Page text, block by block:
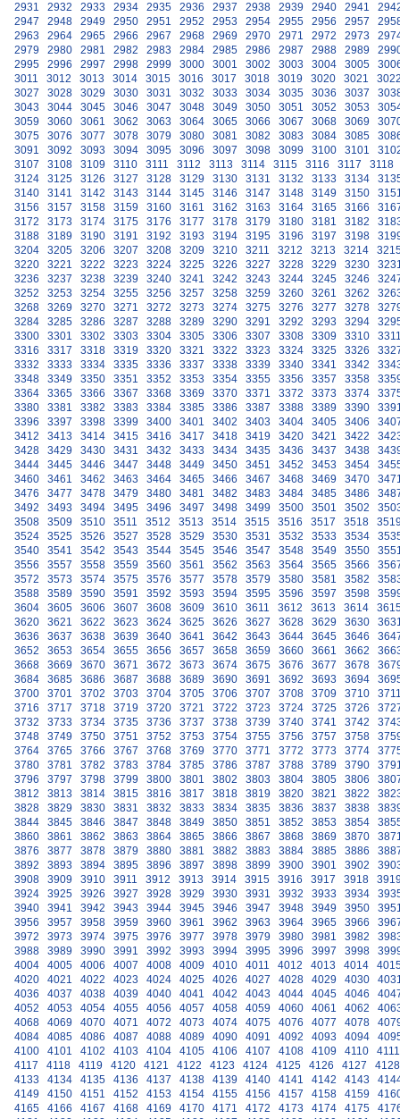
2931
2932 2933 2934 2935 2936 2937 2938 2939 2940 2941
2947
2948 2949 2950 2951 2952 2953 2954 2955 2956 2957
2963
2964 2965 2966 2967 2968 2969 2970 2971 2972 2973
2979
2980 2981 2982 2983 2984 2985 2986 2987 2988 2989
2995
2996 2997 2998 2999 3000 3001 3002 3003 3004 3005
3011
3012 3013 3014 3015 3016 3017 3018 3019 3020 3021
3027
3028 3029 3030 3031 3032 3033 3034 3035 3036 3037
3043
3044 3045 3046 3047 3048 3049 3050 3051 3052 3053
3059
3060 3061 3062 3063 3064 3065 3066 3067 3068 3069
3075
3076 3077 3078 3079 3080 3081 3082 3083 3084 3085
3091
3092 3093 3094 3095 3096 3097 3098 3099 3100 3101
3107
3108 3109 3110 3111 3112 3113 3114 3115 3116 3117
3118
3124
3125 3126 3127 3128 3129 3130 3131 3132 3133 3134
3140
3141 3142 3143 3144 3145 3146 3147 3148 3149 3150
3156
3157 3158 3159 3160 3161 3162 3163 3164 3165 3166
3172
3173 3174 3175 3176 3177 3178 3179 3180 3181 3182
3188
3189 3190 3191 3192 3193 3194 3195 3196 3197 3198
3204
3205 3206 3207 3208 3209 3210 3211 3212 3213 3214
3220
3221 3222 3223 3224 3225 3226 3227 3228 3229 3230
3236
3237 3238 3239 3240 3241 3242 3243 3244 3245 3246
3252
3253 3254 3255 3256 3257 3258 3259 3260 3261 3262
3268
3269 3270 3271 3272 3273 3274 3275 3276 3277 3278
3284
3285 3286 3287 3288 3289 3290 3291 3292 3293 3294
3300
3301 3302 3303 3304 3305 3306 3307 3308 3309 3310
3316
3317 3318 3319 3320 3321 3322 3323 3324 3325 3326
3332
3333 3334 3335 3336 3337 3338 3339 3340 3341 3342
3348
3349 3350 3351 3352 3353 3354 3355 3356 3357 3358
3364
3365 3366 3367 3368 3369 3370 3371 3372 3373 3374
3380
3381 3382 3383 3384 3385 3386 3387 3388 3389 3390
3396
3397 3398 3399 3400 3401 3402 3403 3404 3405 3406
3412
3413 3414 3415 3416 3417 3418 3419 3420 3421 3422
3428
3429 3430 3431 3432 3433 3434 3435 3436 3437 3438
3444
3445 3446 3447 3448 3449 3450 3451 3452 3453 3454
3460
3461 3462 3463 3464 3465 3466 3467 3468 3469 3470
3476
3477 3478 3479 3480 3481 3482 3483 3484 3485 3486
3492
3493 3494 3495 3496 3497 3498 3499 3500 3501 3502
3508
3509 3510 3511 3512 3513 3514 3515 3516 3517 3518
3524
3525 3526 3527 3528 3529 3530 3531 3532 3533 3534
3540
3541 3542 3543 3544 3545 3546 3547 3548 3549 3550
3556
3557 3558 3559 3560 3561 3562 3563 3564 3565 3566
3572
3573 3574 3575 3576 3577 3578 3579 3580 3581 3582
3588
3589 3590 3591 3592 3593 3594 3595 3596 3597 3598
3604
3605 3606 3607 3608 3609 3610 3611 3612 3613 3614
3620
3621 3622 3623 3624 3625 3626 3627 3628 3629 3630
3636
3637 3638 3639 3640 3641 3642 3643 3644 3645 3646
3652
3653 3654 3655 3656 3657 3658 3659 3660 3661 3662
3668
3669 3670 3671 3672 3673 3674 3675 3676 3677 3678
3684
3685 3686 3687 3688 3689 3690 3691 3692 3693 3694
3700
3701 3702 3703 3704 3705 3706 3707 3708 3709 3710
3716
3717 3718 3719 3720 3721 3722 3723 3724 3725 3726
3732
3733 3734 3735 3736 3737 3738 3739 3740 3741 3742
3748
3749 3750 3751 3752 3753 3754 3755 3756 3757 3758
3764
3765 3766 3767 3768 3769 3770 3771 3772 3773 3774
3780
3781 3782 3783 3784 3785 3786 3787 3788 3789 3790
3796
3797 3798 3799 3800 3801 3802 3803 3804 3805 3806
3812
3813 3814 3815 3816 3817 3818 3819 3820 3821 3822
3828
3829 3830 3831 3832 3833 3834 3835 3836 3837 3838
3844
3845 3846 3847 3848 3849 3850 3851 3852 3853 3854
3860
3861 3862 3863 3864 3865 3866 3867 3868 3869 3870
3876
3877 3878 3879 3880 3881 3882 3883 3884 3885 3886
3892
3893 3894 3895 3896 3897 3898 3899 3900 3901 3902
3908
3909 3910 3911 3912 3913 3914 3915 3916 3917 3918
3924
3925 3926 3927 3928 3929 3930 3931 3932 3933 3934
3940
3941 3942 3943 3944 3945 3946 3947 3948 3949 3950
3956
3957 3958 3959 3960 3961 3962 3963 3964 3965 3966
3972
3973 3974 3975 3976 3977 3978 3979 3980 3981 3982
3988
3989 3990 3991 3992 3993 3994 3995 3996 3997 3998
4004
4005 4006 4007 4008 4009 4010 4011 4012 4013 4014
4020
4021 4022 4023 4024 4025 4026 4027 4028 4029 4030
4036
4037 4038 4039 4040 4041 4042 4043 4044 4045 4046
4052
4053 4054 4055 4056 4057 4058 4059 4060 4061 4062
4068
4069 4070 4071 4072 4073 4074 4075 4076 4077 4078
4084
4085 4086 4087 4088 4089 4090 4091 4092 4093 4094
4100
4101 4102 4103 4104 4105 4106 4107 4108 4109 4110
4111
4117
4118 4119 4120 4121 4122 4123 4124 4125 4126 4127
4128
4133
4134 4135 4136 4137 4138 4139 4140 4141 4142 4143
4149
4150 4151 4152 4153 4154 4155 4156 4157 4158 4159
4165
4166 4167 4168 4169 4170 4171 4172 4173 4174 4175